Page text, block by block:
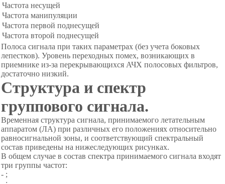
Частота несущей
Частота манипуляции
Частота первой поднесущей
Частота второй поднесущей
Полоса сигнала при таких параметрах (без учета боковых
лепестков). Уровень переходных помех, возникающих в
приемнике из-за перекрывающихся АЧХ полосовых фильтров,
достаточно низкий.
Структура и спектр
группового сигнала.
Временная структура сигнала, принимаемого летательным
аппаратом (ЛА) при различных его положениях относительно
равносигнальной зоны, и соответствующий спектральный
состав приведены на нижеследующих рисунках.
В общем случае в состав спектра принимаемого сигнала входят
три группы частот:
- ;